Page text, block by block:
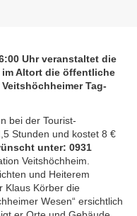
Uhr veranstaltet die
Altort die öffentliche
Tag-
bei der Tourist-
Stunden und kostet 8 €
unter: 0931
Veitshöchheim.
und Heiterem
Klaus Körber die
Wesen“ ersichtlich